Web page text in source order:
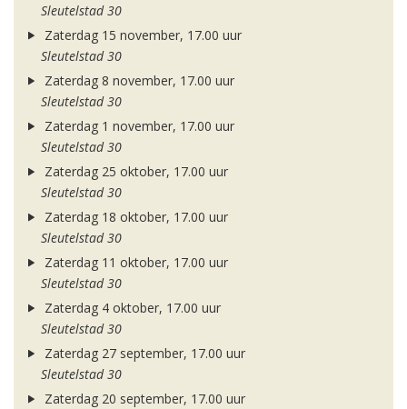
Sleutelstad 30
Zaterdag 15 november, 17.00 uur
Sleutelstad 30
Zaterdag 8 november, 17.00 uur
Sleutelstad 30
Zaterdag 1 november, 17.00 uur
Sleutelstad 30
Zaterdag 25 oktober, 17.00 uur
Sleutelstad 30
Zaterdag 18 oktober, 17.00 uur
Sleutelstad 30
Zaterdag 11 oktober, 17.00 uur
Sleutelstad 30
Zaterdag 4 oktober, 17.00 uur
Sleutelstad 30
Zaterdag 27 september, 17.00 uur
Sleutelstad 30
Zaterdag 20 september, 17.00 uur